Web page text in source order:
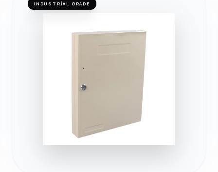
INDUSTRIAL GRADE